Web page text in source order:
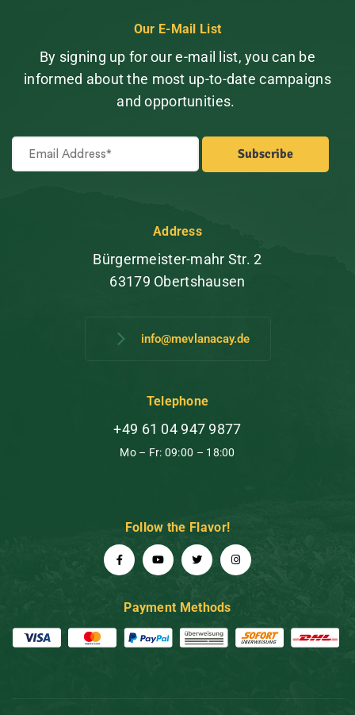
Our E-Mail List
By signing up for our e-mail list, you can be
informed about the most up-to-date campaigns
and opportunities.
Address
Bürgermeister-mahr Str. 2
63179 Obertshausen
info@mevlanacay.de
Telephone
+49 61 04 947 9877
Mo – Fr: 09:00 – 18:00
Follow the Flavor!
Payment Methods